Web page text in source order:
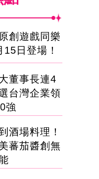
創遊戲同樂
15日登場！
董事長連4
台灣企業領
強
酒場料理！
蕃茄醬創無